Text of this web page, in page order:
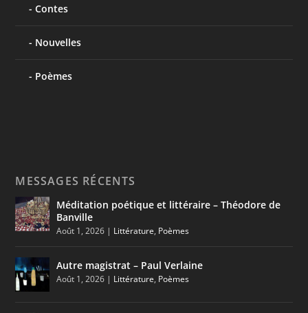
Contes
Nouvelles
Poèmes
MESSAGES RÉCENTS
Méditation poétique et littéraire – Théodore de
Banville
Août 1, 2026 | Littérature, Poèmes
Autre magistrat – Paul Verlaine
Août 1, 2026 | Littérature, Poèmes